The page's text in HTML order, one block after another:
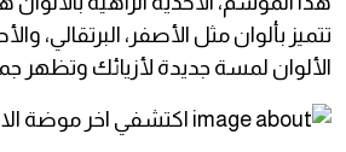
تتميز بألوان مثل الأصفر، البرتقالي،
الألوان لمسة جديدة لأزيائك وتظهر